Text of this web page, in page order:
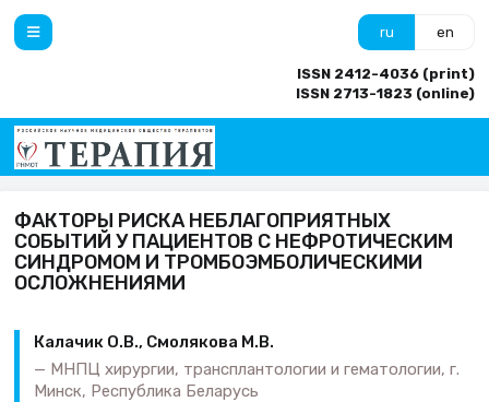
ru en
ISSN 2412-4036 (print)
ISSN 2713-1823 (online)
ФАКТОРЫ РИСКА НЕБЛАГОПРИЯТНЫХ
СОБЫТИЙ У ПАЦИЕНТОВ С НЕФРОТИЧЕСКИМ
СИНДРОМОМ И ТРОМБОЭМБОЛИЧЕСКИМИ
ОСЛОЖНЕНИЯМИ
Калачик О.В., Смолякова М.В.
МНПЦ хирургии, трансплантологии и гематологии, г.
Минск, Республика Беларусь